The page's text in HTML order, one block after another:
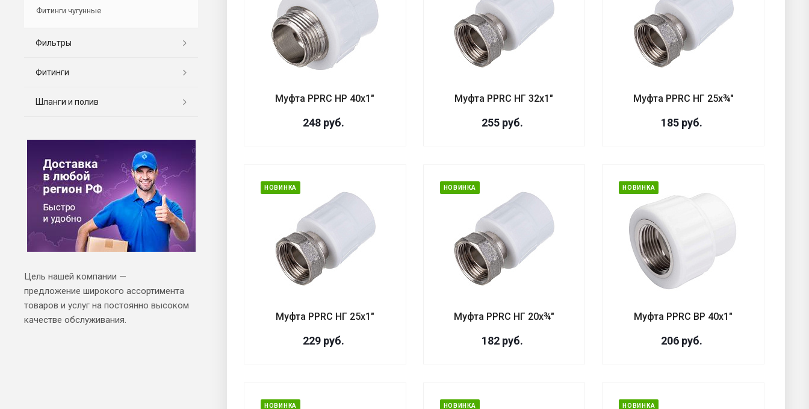
Муфта PPRC НР 40х1"
248 руб.
Муфта PPRC НГ 32х1"
255 руб.
Муфта PPRC НГ 25х¾"
185 руб.
НОВИНКА
Муфта PPRC НГ 25х1"
229 руб.
НОВИНКА
Муфта PPRC НГ 20х¾"
182 руб.
НОВИНКА
Муфта PPRC ВР 40х1"
206 руб.
НОВИНКА НОВИНКА НОВИНКА
Фитинги чугунные
Фильтры
Фитинги
Шланги и полив
Цель нашей компании —
предложение широкого ассортимента
товаров и услуг на постоянно высоком
качестве обслуживания.